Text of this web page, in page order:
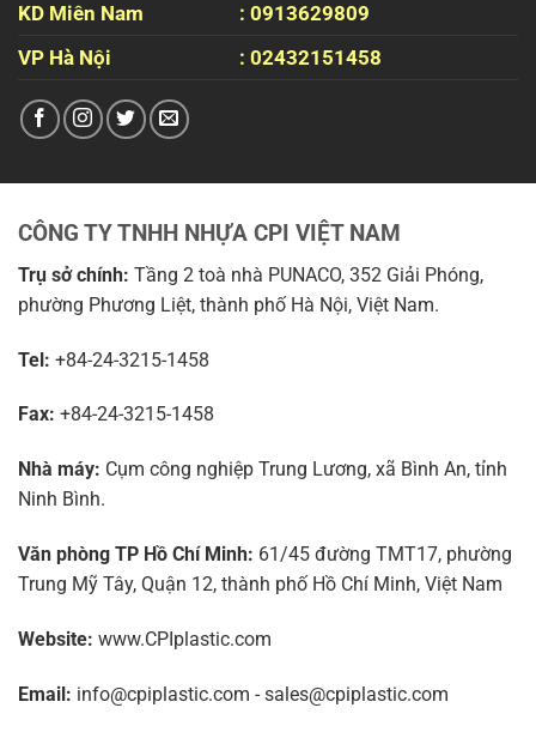
KD Miên Nam
: 0913629809
VP Hà Nội
: 02432151458
CÔNG TY TNHH NHỰA CPI VIỆT NAM
Trụ sở chính: Tầng 2 toà nhà PUNACO, 352 Giải Phóng,
phường Phương Liệt, thành phố Hà Nội, Việt Nam.
Tel: +84-24-3215-1458
Fax: +84-24-3215-1458
Nhà máy: Cụm công nghiệp Trung Lương, xã Bình An, tỉnh
Ninh Bình.
Văn phòng TP Hồ Chí Minh: 61/45 đường TMT17, phường
Trung Mỹ Tây, Quận 12, thành phố Hồ Chí Minh, Việt Nam
Website: www.CPIplastic.com
Email: info@cpiplastic.com - sales@cpiplastic.com